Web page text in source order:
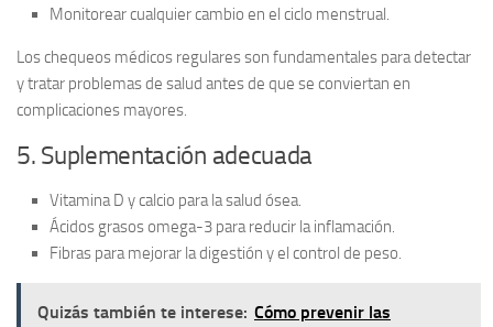
Monitorear cualquier cambio en el ciclo menstrual.
Los chequeos médicos regulares son fundamentales para detectar
y tratar problemas de salud antes de que se conviertan en
complicaciones mayores.
5. Suplementación adecuada
Vitamina D y calcio para la salud ósea.
Ácidos grasos omega-3 para reducir la inflamación.
Fibras para mejorar la digestión y el control de peso.
Quizás también te interese: Cómo prevenir las